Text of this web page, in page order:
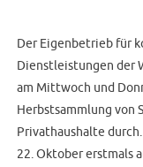
Der Eigenbetrieb für
Dienstleistungen der
am Mittwoch und
Herbstsammlung von
Privathaushalte
22. Oktober erstmals